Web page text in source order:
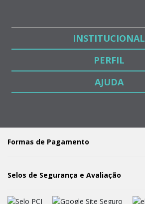
INSTITUCIONAL
PERFIL
AJUDA
Formas de Pagamento
Selos de Segurança e Avaliação